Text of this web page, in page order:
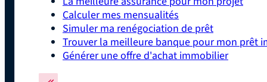
Calculer mes mensualités
Simuler ma renégociation de prêt
Trouver la meilleure banque pour mon prêt
Générer une offre d'achat immobilier